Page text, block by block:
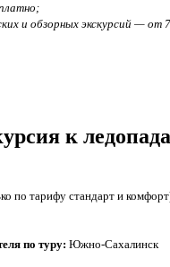
и обзорных экскурсий — от
к
по тарифу стандарт и
по туру: Южно-Сахалинск